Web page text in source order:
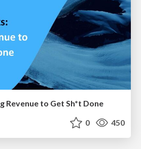
Revenue to Get Sh*t Done
0 450